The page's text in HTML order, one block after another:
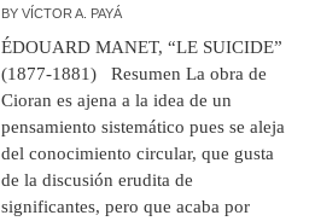
BYVÍCTOR A. PAYÁ
ÉDOUARD MANET, “LE SUICIDE”
(1877-1881) Resumen La obra de
Cioran es ajena a la idea de un
pensamiento sistemático pues se aleja
del conocimiento circular, que gusta
de la discusión erudita de
significantes, pero que acaba por